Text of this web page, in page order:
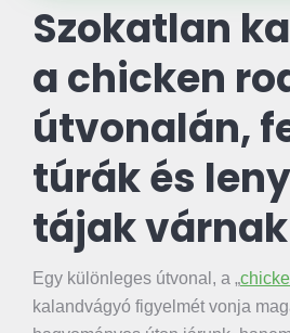
Szokatlan
a chicken
útvonalán,
túrák és
tájak
Egy különleges útvonal, a „
kalandvágyó figyelmét vonja